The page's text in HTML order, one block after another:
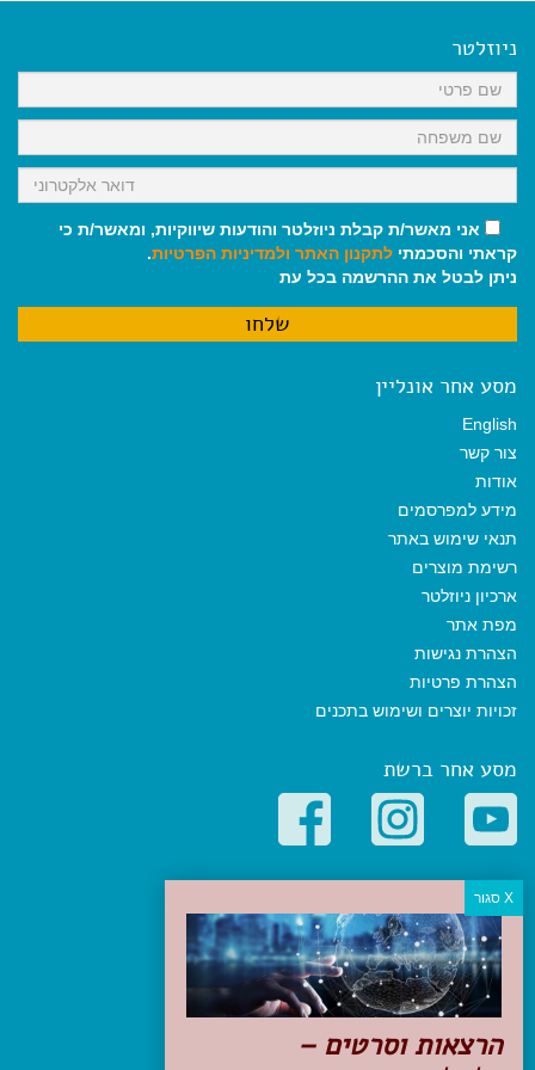
k
p
m
ניוזלטר
אני מאשר/ת קבלת ניוזלטר והודעות שיווקיות, ומאשר/ת כי
קראתי והסכמתי לתקנון האתר ולמדיניות הפרטיות.
ניתן לבטל את ההרשמה בכל עת
מסע אחר אונליין
English
צור קשר
אודות
מידע למפרסמים
תנאי שימוש באתר
רשימת מוצרים
ארכיון ניוזלטר
מפת אתר
הצהרת נגישות
הצהרת פרטיות
זכויות יוצרים ושימוש בתכנים
מסע אחר ברשת
קטגוריות פופולריות
יעדים
טיולים בישראל
מלונות בוטיק בישראל
טיפים והמלצות
הכנות לנסיעה
הרצאות וסרטים –